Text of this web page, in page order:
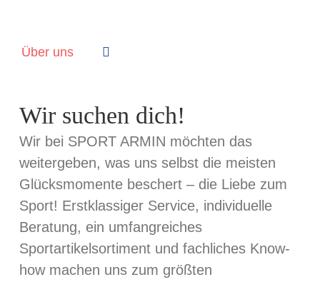
Über uns
Wir suchen dich!
Wir bei SPORT ARMIN möchten das
weitergeben, was uns selbst die meisten
Glücksmomente beschert – die Liebe zum
Sport! Erstklassiger Service, individuelle
Beratung, ein umfangreiches
Sportartikelsortiment und fachliches Know-
how machen uns zum größten